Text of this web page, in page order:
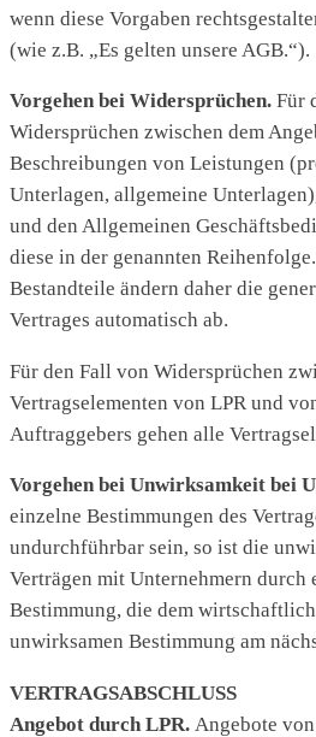
wenn diese Vorgaben
(wie z.B. „Es gelten unsere AGB.“).
Vorgehen bei Widersprüchen. Für
Widersprüchen zwischen dem
Beschreibungen von Leistungen
Unterlagen, allgemeine
und den Allgemeinen
diese in der genannten
Bestandteile ändern daher die
Vertrages automatisch ab.
Für den Fall von Widersprüchen
Vertragselementen von LPR und
Auftraggebers gehen alle
Vorgehen bei Unwirksamkeit bei
einzelne Bestimmungen des
undurchführbar sein, so ist die
Verträgen mit Unternehmern durch
Bestimmung, die dem
unwirksamen Bestimmung am
VERTRAGSABSCHLUSS
Angebot durch LPR. Angebote